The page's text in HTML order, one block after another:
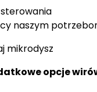
naszym
mikrodysz
opcje